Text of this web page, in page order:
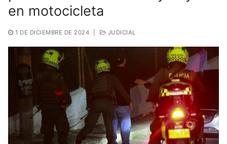
en motocicleta
1 DE DICIEMBRE DE 2024 JUDICIAL